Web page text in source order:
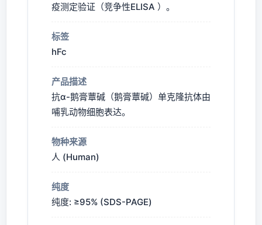
疫测定验证（竞争性ELISA ）。
标签
hFc
产品描述
抗α-鹅膏蕈碱（鹅膏蕈碱）单克隆抗体由
哺乳动物细胞表达。
物种来源
人 (Human)
纯度
纯度: ≥95% (SDS-PAGE)